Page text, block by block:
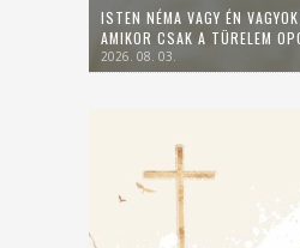
ISTEN NÉMA VAGY ÉN
AMIKOR CSAK A TÜRELEM
2026. 08. 03.